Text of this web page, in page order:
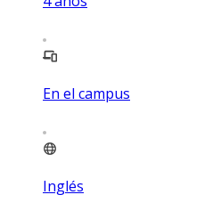
En el campus
Inglés